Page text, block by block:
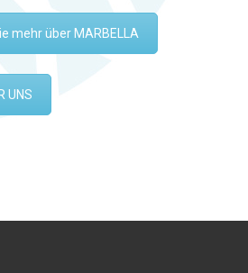
mehr über MARBELLA
UNS